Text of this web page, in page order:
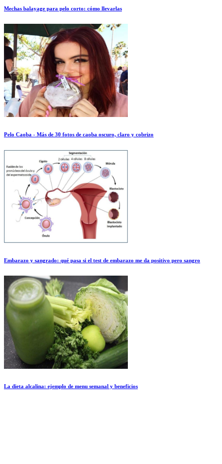
Mechas balayage para pelo corto: cómo llevarlas
Pelo Caoba - Más de 30 fotos de caoba oscuro, claro y cobrizo
Embarazo y sangrado: qué pasa si el test de embarazo me da positivo pero sangro
La dieta alcalina: ejemplo de menu semanal y beneficios